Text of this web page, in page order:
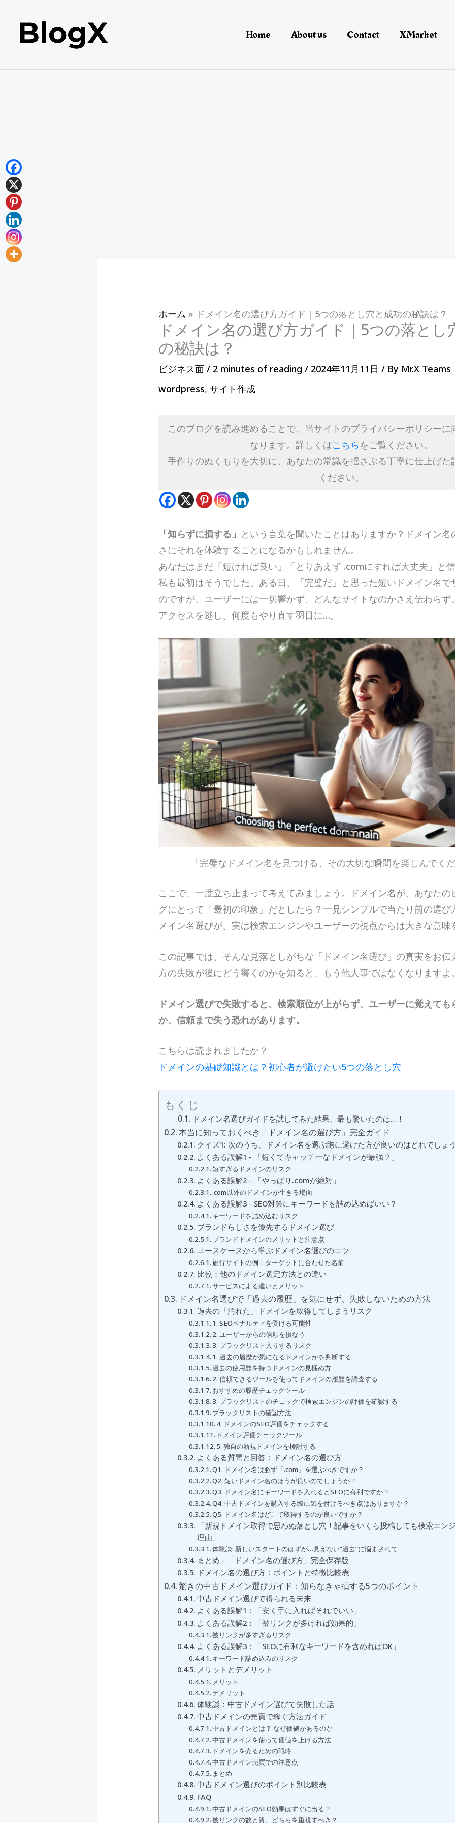
キ
Home About us Contact XMarket
ホーム » ドメイン名の選び方ガイド｜5つの落とし穴と成功の秘訣は？
ドメイン名の選び方ガイド｜5つの落とし
の秘訣は？
ビジネス面 / 2 minutes of reading / 2024年11月11日/ By Mr.X Teams
wordpress,サイト作成
このブログを読み進めることで、当サイトのプライバシーポリシーに
なります。詳しくはこちら をご覧ください。
手作りのぬくもりを大切に、あなたの常識を揺さぶる丁寧に仕上げた
ください。
「知らずに損する」 という言葉を聞いたことはありますか？ドメイン名
さにそれを体験することになるかもしれません。
あなたはまだ「短ければ良い」「とりあえず .comにすれば大丈夫」と
私も最初はそうでした。ある日、「完璧だ」と思った短いドメイン名で
のですが、ユーザーには一切響かず、どんなサイトなのかさえ伝わらず
アクセスを逃し、何度もやり直す羽目に…。
「完璧なドメイン名を見つける、その大切な瞬間を楽しんでく
ここで、一度立ち止まって考えてみましょう。ドメイン名が、あなたの
グにとって「最初の印象」だとしたら？一見シンプルで当たり前の選び
メイン名選びが、実は検索エンジンやユーザーの視点からは大きな意味
この記事では、そんな見落としがちな「ドメイン名選び」の真実をお伝
方の失敗が後にどう響くのかを知ると、もう他人事ではなくなりますよ
ドメイン選びで失敗すると、検索順位が上がらず、ユーザーに覚えて
か、信頼まで失う恐れがあります。
こちらは読まれましたか？
ドメインの基礎知識とは？初心者が避けたい5つの落とし穴
もくじ
ドメイン名選びガイドを試してみた結果、最も驚いたのは…！
本当に知っておくべき「ドメイン名の選び方」完全ガイド
クイズ1: 次のうち、ドメイン名を選ぶ際に避けた方が良いのはどれでしょ
よくある誤解1 - 「短くてキャッチーなドメインが最強？」
短すぎるドメインのリスク
よくある誤解2 - 「やっぱり.comが絶対」
.com以外のドメインが生きる場面
よくある誤解3 - SEO対策にキーワードを詰め込めばいい？
キーワードを詰め込むリスク
ブランドらしさを優先するドメイン選び
ブランドドメインのメリットと注意点
ユースケースから学ぶドメイン名選びのコツ
旅行サイトの例：ターゲットに合わせた名前
比較：他のドメイン選定方法との違い
サービスによる違いとメリット
ドメイン名選びで「過去の履歴」を気にせず、失敗しないための方法
過去の「汚れた」ドメインを取得してしまうリスク
1. SEOペナルティを受ける可能性
2. ユーザーからの信頼を損なう
3. ブラックリスト入りするリスク
1. 過去の履歴が気になるドメインかを判断する
過去の使用歴を持つドメインの見極め方
2. 信頼できるツールを使ってドメインの履歴を調査する
おすすめの履歴チェックツール
3. ブラックリストのチェックで検索エンジンの評価を確認する
ブラックリストの確認方法
4. ドメインのSEO評価をチェックする
ドメイン評価チェックツール
5. 独自の新規ドメインを検討する
よくある質問と回答：ドメイン名の選び方
Q1. ドメイン名は必ず「.com」を選ぶべきですか？
Q2. 短いドメイン名のほうが良いのでしょうか？
Q3. ドメイン名にキーワードを入れるとSEOに有利ですか？
Q4. 中古ドメインを購入する際に気を付けるべき点はありますか？
Q5. ドメイン名はどこで取得するのが良いですか？
「新規ドメイン取得で思わぬ落とし穴！記事をいくら投稿しても検索エン
理由」
体験談: 新しいスタートのはずが…見えない“過去”に悩まされて
まとめ - 「ドメイン名の選び方」完全保存版
ドメイン名の選び方：ポイントと特徴比較表
驚きの中古ドメイン選びガイド：知らなきゃ損する5つのポイント
中古ドメイン選びで得られる未来
よくある誤解1：「安く手に入ればそれでいい」
よくある誤解2：「被リンクが多ければ効果的」
被リンクが多すぎるリスク
よくある誤解3：「SEOに有利なキーワードを含めればOK」
キーワード詰め込みのリスク
メリットとデメリット
メリット
デメリット
体験談：中古ドメイン選びで失敗した話
中古ドメインの売買で稼ぐ方法ガイド
中古ドメインとは？ なぜ価値があるのか
中古ドメインを使って価値を上げる方法
ドメインを売るための戦略
中古ドメイン売買での注意点
まとめ
中古ドメイン選びのポイント別比較表
FAQ
中古ドメインのSEO効果はすぐに出る？
被リンクの数と質、どちらを重視すべき？